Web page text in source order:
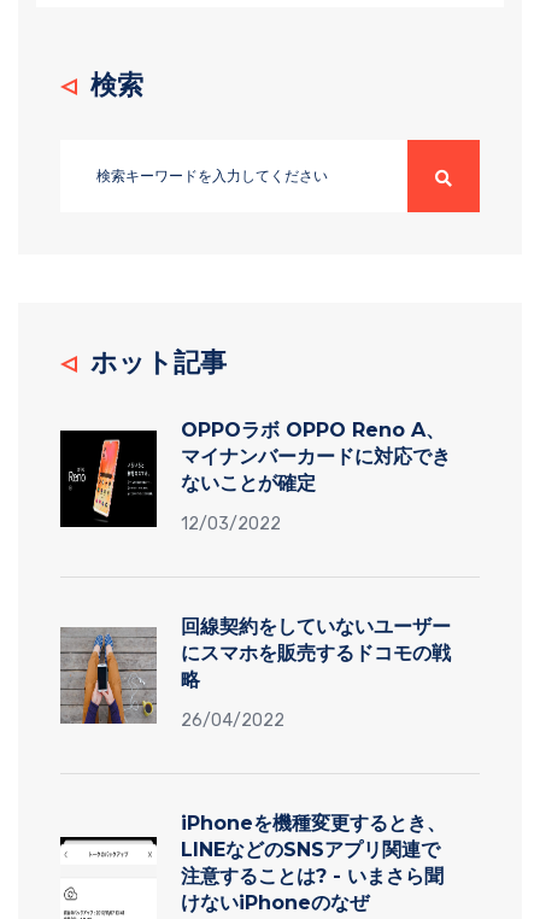
検索
ホット記事
OPPOラボ OPPO Reno A、
マイナンバーカードに対応でき
ないことが確定
12/03/2022
回線契約をしていないユーザー
にスマホを販売するドコモの戦
略
26/04/2022
iPhoneを機種変更するとき、
LINEなどのSNSアプリ関連で
注意することは? - いまさら聞
けないiPhoneのなぜ